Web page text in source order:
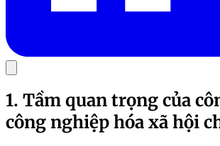
1. Tầm quan trọng của
công nghiệp hóa xã hội